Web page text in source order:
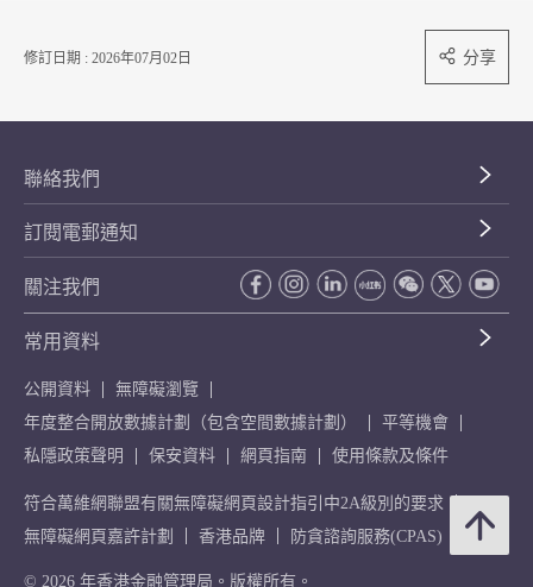
修訂日期 : 2026年07月02日 分享
聯絡我們
訂閱電郵通知
關注我們
常用資料
公開資料
無障礙瀏覽
年度整合開放數據計劃（包含空間數據計劃）
平等機會
私隱政策聲明
保安資料 網頁指南 使用條款及條件
符合萬維網聯盟有關無障礙網頁設計指引中2A級別的要求
無障礙網頁嘉許計劃
香港品牌 防貪諮詢服務(CPAS)
© 2026 年香港金融管理局。版權所有。